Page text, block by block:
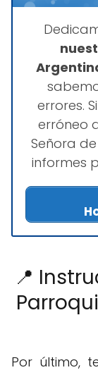
errores.
erróneo
Señora
informes
📍
Por último,